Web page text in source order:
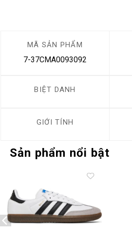
MÃ SẢN PHẨM
7-37CMA0093092
BIỆT DANH
GIỚI TÍNH
Sản phẩm nổi bật
Add to
wishlist